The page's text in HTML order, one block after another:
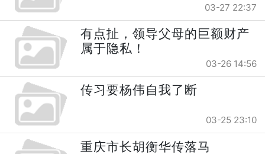
03-27 22:37
有点扯，领导父母的巨额财产
属于隐私！
03-26 14:56
传习要杨伟自我了断
03-25 23:10
重庆市长胡衡华传落马